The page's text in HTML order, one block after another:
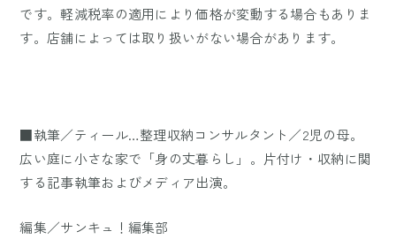
です。軽減税率の適用により価格が変動する場合もありま
す。店舗によっては取り扱いがない場合があります。
■執筆／ティール…整理収納コンサルタント／2児の母。
広い庭に小さな家で「身の丈暮らし」。片付け・収納に関
する記事執筆およびメディア出演。
編集／サンキュ！編集部